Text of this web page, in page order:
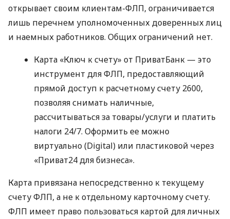
открывает своим клиентам-ФЛП, ограничивается
лишь перечнем уполномоченных доверенных лиц
и наемных работников. Общих ограничений нет.
Карта «Ключ к счету» от ПриватБанк — это
инструмент для ФЛП, предоставляющий
прямой доступ к расчетному счету 2600,
позволяя снимать наличные,
рассчитываться за товары/услуги и платить
налоги 24/7. Оформить ее можно
виртуально (Digital) или пластиковой через
«Приват24 для бизнеса».
Карта привязана непосредственно к текущему
счету ФЛП, а не к отдельному карточному счету.
ФЛП имеет право пользоваться картой для личных